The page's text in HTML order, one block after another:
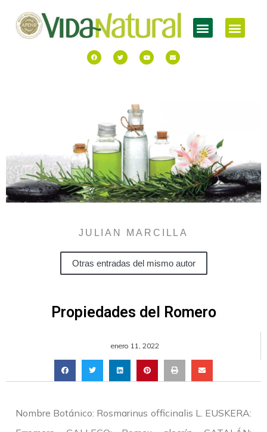
JULIAN MARCILLA
Otras entradas del mismo autor
Propiedades del Romero
enero 11, 2022
Nombre Botánico: Rosmarinus officinalis L. EUSKERA: